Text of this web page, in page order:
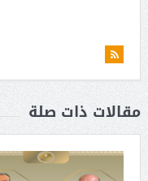
مقالات ذات صلة